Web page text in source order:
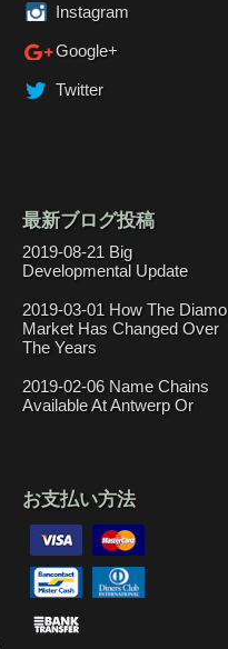
Instagram
Google+
Twitter
最新ブログ投稿
2019-08-21 Big
Developmental Update
2019-03-01 How The
Market Has Changed Over
The Years
2019-02-06 Name Chains
Available At Antwerp Or
お支払い方法